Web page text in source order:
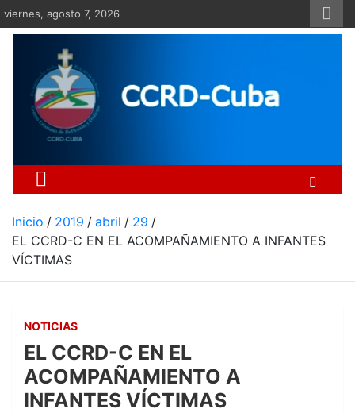
Saltar
al
viernes, agosto 7, 2026
Inicio 2019 abril
29
EL CCRD-C EN EL ACOMPAÑAMIENTO A INFANTES
VÍCTIMAS
NOTICIAS
EL CCRD-C EN EL
ACOMPAÑAMIENTO A
INFANTES VÍCTIMAS